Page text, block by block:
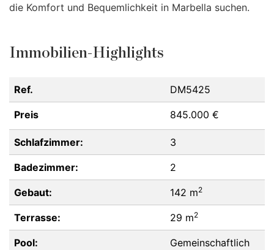
die Komfort und Bequemlichkeit in Marbella suchen.
Immobilien-Highlights
Ref. DM5425
Preis 845.000 €
Schlafzimmer: 3
Badezimmer: 2
Gebaut: 142 m2
Terrasse: 29 m2
Pool: Gemeinschaftlich